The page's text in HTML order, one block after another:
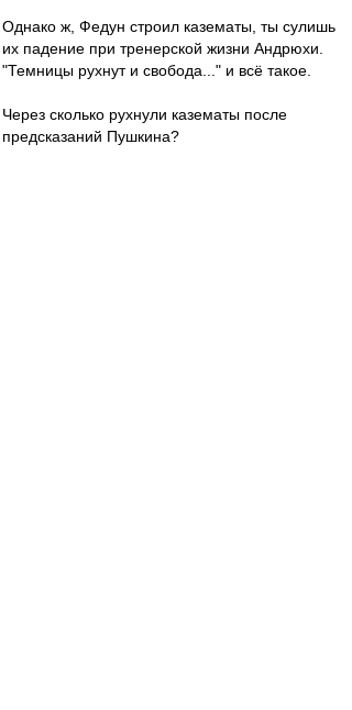
Однако ж, Федун строил казематы, ты сулишь
их падение при тренерской жизни Андрюхи.
"Темницы рухнут и свобода..." и всё такое.
Через сколько рухнули казематы после
предсказаний Пушкина?